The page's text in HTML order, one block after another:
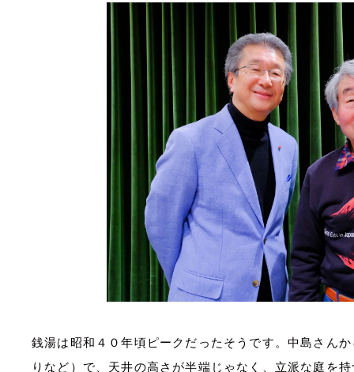
銭湯は昭和４０年頃ピークだったそうです。中島さん
りなど）で、天井の高さが半端じゃなく、立派な庭を